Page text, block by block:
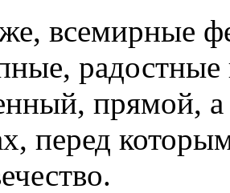
всемирные
прямой, а
перед